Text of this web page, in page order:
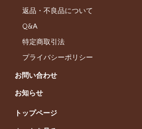
返品・不良品について
Q&A
特定商取引法
プライバシーポリシー
お問い合わせ
お知らせ
トップページ